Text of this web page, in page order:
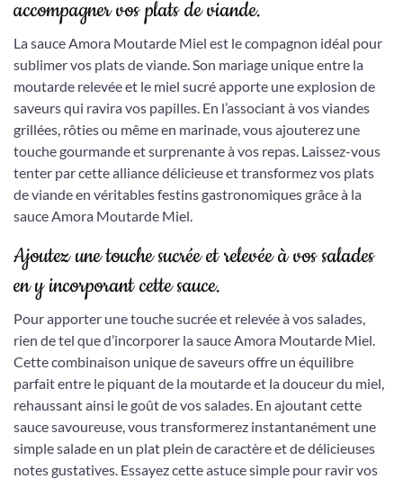
accompagner vos plats de viande.
La sauce Amora Moutarde Miel est le compagnon idéal pour
sublimer vos plats de viande. Son mariage unique entre la
moutarde relevée et le miel sucré apporte une explosion de
saveurs qui ravira vos papilles. En l’associant à vos viandes
grillées, rôties ou même en marinade, vous ajouterez une
touche gourmande et surprenante à vos repas. Laissez-vous
tenter par cette alliance délicieuse et transformez vos plats
de viande en véritables festins gastronomiques grâce à la
sauce Amora Moutarde Miel.
Ajoutez une touche sucrée et relevée à vos salades
en y incorporant cette sauce.
Pour apporter une touche sucrée et relevée à vos salades,
rien de tel que d’incorporer la sauce Amora Moutarde Miel.
Cette combinaison unique de saveurs offre un équilibre
parfait entre le piquant de la moutarde et la douceur du miel,
rehaussant ainsi le goût de vos salades. En ajoutant cette
sauce savoureuse, vous transformerez instantanément une
simple salade en un plat plein de caractère et de délicieuses
notes gustatives. Essayez cette astuce simple pour ravir vos